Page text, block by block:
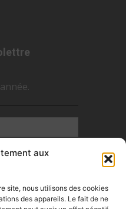
aux
site, nous utilisons des cookies
des appareils. Le fait de ne